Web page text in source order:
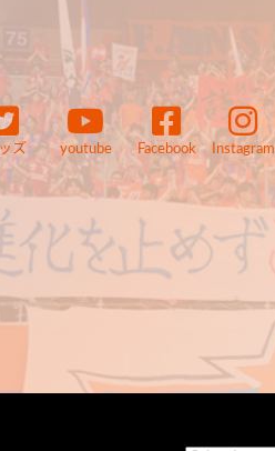
ズ youtube Facebook Instagram